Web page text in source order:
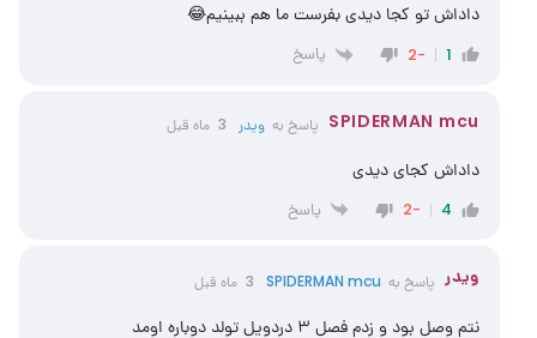
داداش تو کجا دیدی بفرست ما هم ببینیم😂
1
-2 پاسخ
SPIDERMAN mcu پاسخ بهویدر 3 ماه قبل
داداش کجای دیدی
4
-2 پاسخ
ویدر پاسخ به SPIDERMAN mcu 3 ماه قبل
نتم وصل بود و زدم فصل ۳ دردویل تولد دوباره اومد